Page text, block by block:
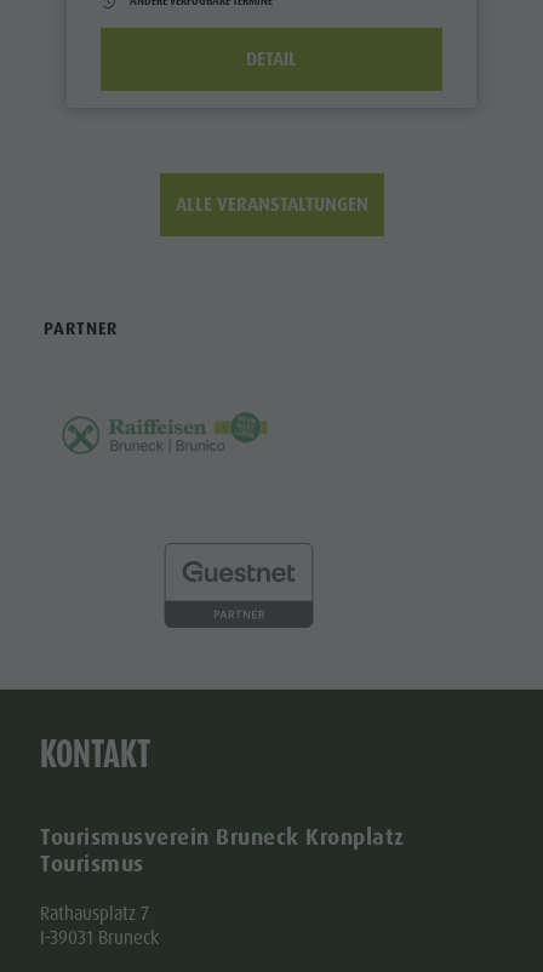
DETAIL
ALLE VERANSTALTUNGEN
PARTNER
KONTAKT
Tourismusverein Bruneck Kronplatz
Tourismus
Rathausplatz 7
I-39031 Bruneck